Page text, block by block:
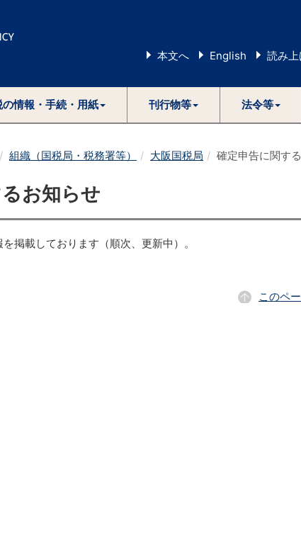
本文へ English 読み
の情報・手続・用紙 刊行物等 法令等
組織（国税局・税務署等） 大阪国税局 確定申告に関す
お知らせ
掲載しております（順次、更新中）。
このペ